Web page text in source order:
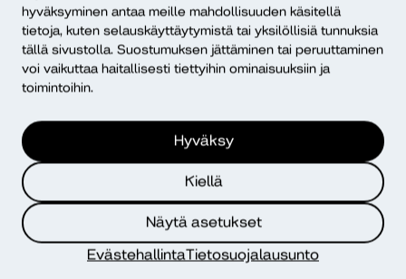
hyväksyminen antaa meille mahdollisuuden käsitellä
tietoja, kuten selauskäyttäytymistä tai yksilöllisiä tunnuksia
tällä sivustolla. Suostumuksen jättäminen tai peruuttaminen
voi vaikuttaa haitallisesti tiettyihin ominaisuuksiin ja
toimintoihin.
Hyväksy
Kiellä
Näytä asetukset
EvästehallintaTietosuojalausunto
Oppaaseen on kerätty tieto erilaisista THL:n julkaisuista,
Pelirajattoman oppaista, aiheeseen liittyvistä
tutkimuksista ja opinnäytteistä sekä keskusteluista
diakoniatyöntekijöiden, Pelirajattoman työntekijöiden
Pelirajattoman julkaisema työkirja, joka on suunniteltu
läheisen avuksi (Pelirajaton – tietoa ja vertaistukea
läheiselle, i.a.).
Rahapeliriippuvaisen läheinen saattaa tulla diakonin
vastaanotolle hyvin epätoivoisena omasta tilanteestaan, ja
diakonin ydinosaamisen mukaisesti on tärkeää luoda
toivoa tilanteeseen. Sielunhoito, rukous, myötäeläminen